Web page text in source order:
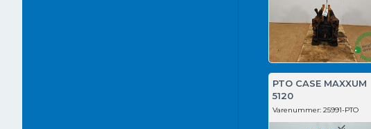
PTO CASE MAXXUM
5120
Varenummer: 25991-PTO